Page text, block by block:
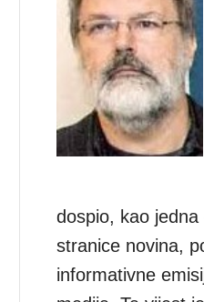
dospio, kao
stranice novina,
informativne